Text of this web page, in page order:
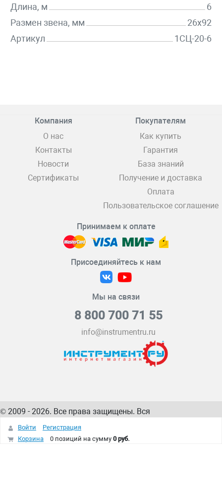
Длина, м
6
Размен звена, мм
26х92
Артикул
1СЦ-20-6
Компания
О нас
Контакты
Новости
Сертификаты
Покупателям
Как купить
Гарантия
База знаний
Получение и доставка
Оплата
Пользовательское соглашение
Принимаем к оплате
Присоединяйтесь к нам
Мы на связи
8 800 700 71 55
info@instrumentru.ru
© 2009 - 2026. Все права защищены. Вся
информация на сайте – собственность
интернет-магазина
Войти
Регистрация
Корзина
0 позиций на сумму 0 руб.